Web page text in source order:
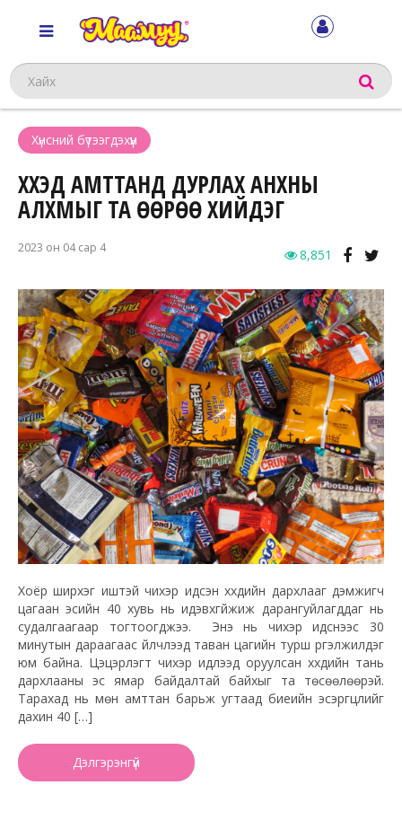
Хайх
Хүнсний бүтээгдэхүүн
ХҮҮХЭД АМТТАНД ДУРЛАХ АНХНЫ
АЛХМЫГ ТА ӨӨРӨӨ ХИЙДЭГ
2023 он 04 сар 4 8,851
Хоёр ширхэг иштэй чихэр идсэн хүүхдийн дархлааг дэмжигч
цагаан эсийн 40 хувь нь идэвхгүйжиж дарангуйлагддаг нь
судалгаагаар тогтоогджээ. Энэ нь чихэр идснээс 30
минутын дараагаас үйлчлээд таван цагийн турш үргэлжилдэг
юм байна. Цэцэрлэгт чихэр идүүлээд оруулсан хүүхдийн тань
дархлааны эс ямар байдалтай байхыг та төсөөлөөрэй.
Тарахад нь мөн амттан барьж угтаад биеийн эсэргүүцлийг
дахин 40 […]
Дэлгэрэнгүй